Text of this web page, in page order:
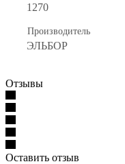
1270
Производитель
ЭЛЬБОР
Отзывы
Оставить отзыв